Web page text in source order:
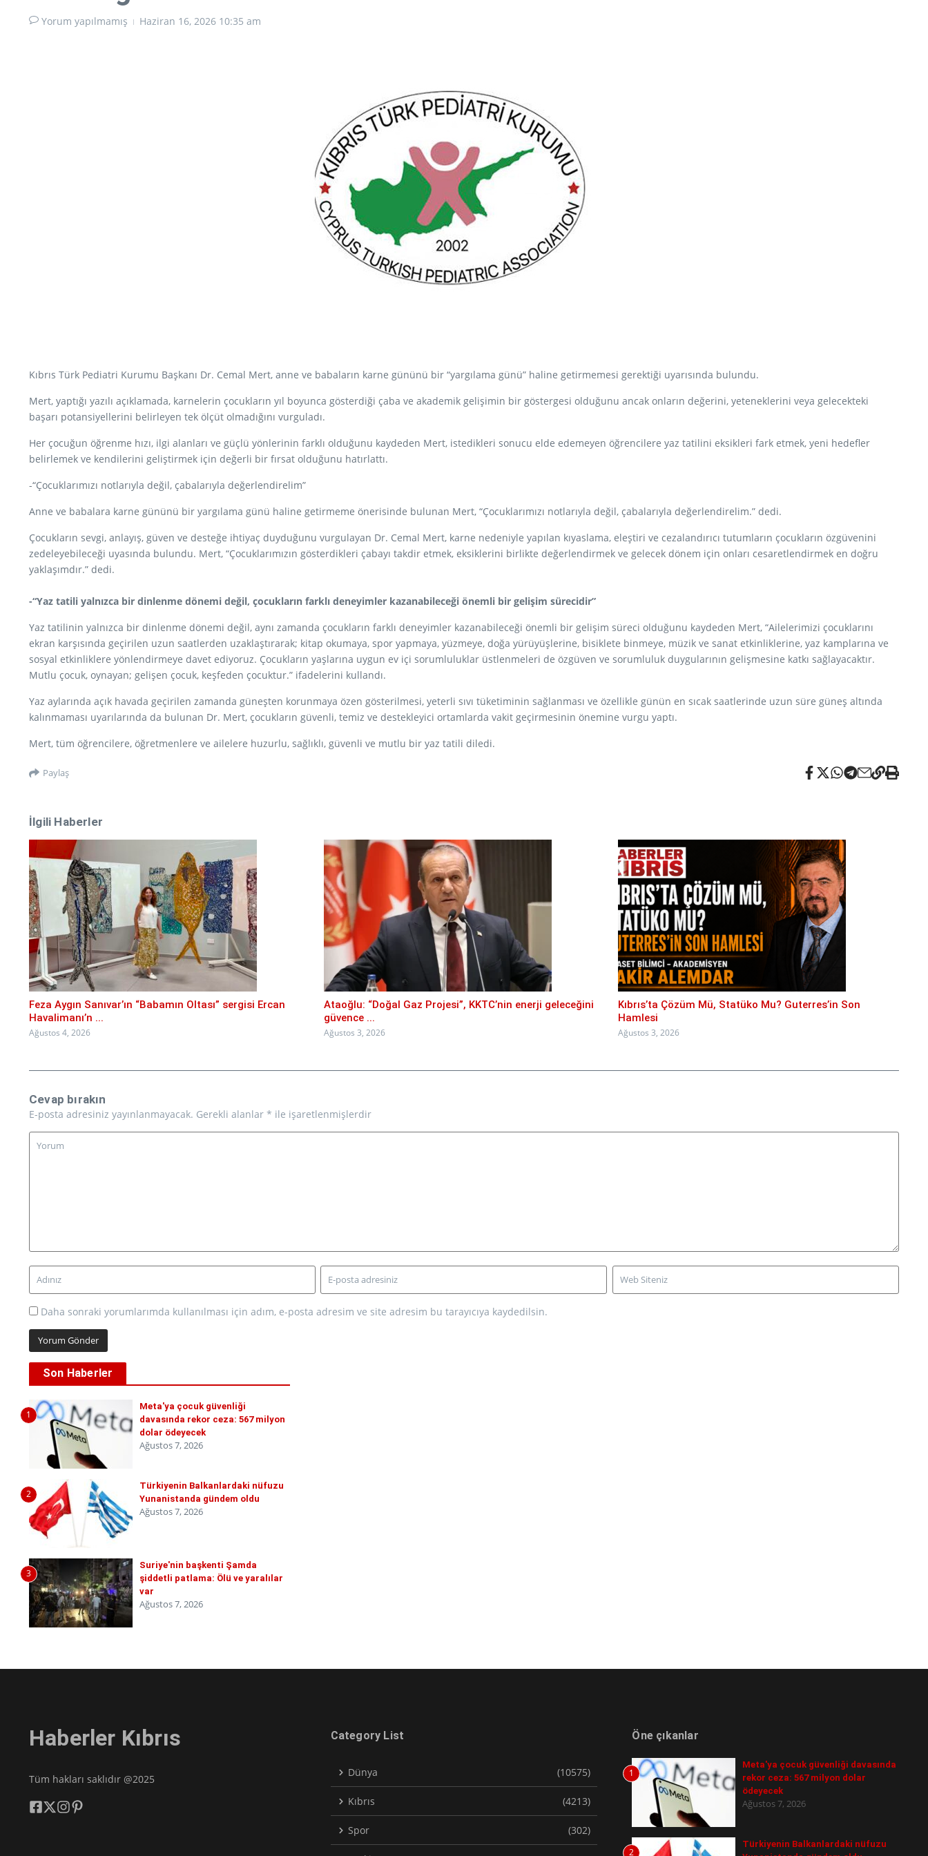
Yorum yapılmamış Haziran 16, 2026 10:35 am
Kıbrıs Türk Pediatri Kurumu Başkanı Dr. Cemal Mert, anne ve babaların karne gününü bir “yargılama günü” haline getirmemesi gerektiği uyarısında bulundu.
Mert, yaptığı yazılı açıklamada, karnelerin çocukların yıl boyunca gösterdiği çaba ve akademik gelişimin bir göstergesi olduğunu ancak onların değerini, yeteneklerini veya gelecekteki
başarı potansiyellerini belirleyen tek ölçüt olmadığını vurguladı.
Her çocuğun öğrenme hızı, ilgi alanları ve güçlü yönlerinin farklı olduğunu kaydeden Mert, istedikleri sonucu elde edemeyen öğrencilere yaz tatilini eksikleri fark etmek, yeni hedefler
belirlemek ve kendilerini geliştirmek için değerli bir fırsat olduğunu hatırlattı.
-“Çocuklarımızı notlarıyla değil, çabalarıyla değerlendirelim”
Anne ve babalara karne gününü bir yargılama günü haline getirmeme önerisinde bulunan Mert, “Çocuklarımızı notlarıyla değil, çabalarıyla değerlendirelim.” dedi.
Çocukların sevgi, anlayış, güven ve desteğe ihtiyaç duyduğunu vurgulayan Dr. Cemal Mert, karne nedeniyle yapılan kıyaslama, eleştiri ve cezalandırıcı tutumların çocukların özgüvenini
zedeleyebileceği uyasında bulundu. Mert, “Çocuklarımızın gösterdikleri çabayı takdir etmek, eksiklerini birlikte değerlendirmek ve gelecek dönem için onları cesaretlendirmek en doğru
yaklaşımdır.” dedi.
-“Yaz tatili yalnızca bir dinlenme dönemi değil, çocukların farklı deneyimler kazanabileceği önemli bir gelişim sürecidir”
Yaz tatilinin yalnızca bir dinlenme dönemi değil, aynı zamanda çocukların farklı deneyimler kazanabileceği önemli bir gelişim süreci olduğunu kaydeden Mert, “Ailelerimizi çocuklarını
ekran karşısında geçirilen uzun saatlerden uzaklaştırarak; kitap okumaya, spor yapmaya, yüzmeye, doğa yürüyüşlerine, bisiklete binmeye, müzik ve sanat etkinliklerine, yaz kamplarına ve
sosyal etkinliklere yönlendirmeye davet ediyoruz. Çocukların yaşlarına uygun ev içi sorumluluklar üstlenmeleri de özgüven ve sorumluluk duygularının gelişmesine katkı sağlayacaktır.
Mutlu çocuk, oynayan; gelişen çocuk, keşfeden çocuktur.” ifadelerini kullandı.
Yaz aylarında açık havada geçirilen zamanda güneşten korunmaya özen gösterilmesi, yeterli sıvı tüketiminin sağlanması ve özellikle günün en sıcak saatlerinde uzun süre güneş altında
kalınmaması uyarılarında da bulunan Dr. Mert, çocukların güvenli, temiz ve destekleyici ortamlarda vakit geçirmesinin önemine vurgu yaptı.
Mert, tüm öğrencilere, öğretmenlere ve ailelere huzurlu, sağlıklı, güvenli ve mutlu bir yaz tatili diledi.
Paylaş
İlgili Haberler
Feza Aygın Sanıvar’ın “Babamın Oltası” sergisi Ercan
Havalimanı’n ...
Ağustos 4, 2026
Ataoğlu: “Doğal Gaz Projesi”, KKTC’nin enerji geleceğini
güvence ...
Ağustos 3, 2026
Kıbrıs’ta Çözüm Mü, Statüko Mu? Guterres’in Son
Hamlesi
Ağustos 3, 2026
Cevap bırakın
E-posta adresiniz yayınlanmayacak. Gerekli alanlar * ile işaretlenmişlerdir
Daha sonraki yorumlarımda kullanılması için adım, e-posta adresim ve site adresim bu tarayıcıya kaydedilsin.
Son Haberler
1
Meta'ya çocuk güvenliği
davasında rekor ceza: 567 milyon
dolar ödeyecek
Ağustos 7, 2026
2
Türkiyenin Balkanlardaki nüfuzu
Yunanistanda gündem oldu
Ağustos 7, 2026
3
Suriye'nin başkenti Şamda
şiddetli patlama: Ölü ve yaralılar
var
Ağustos 7, 2026
Haberler Kıbrıs
Tüm hakları saklıdır @2025
Category List
Dünya (10575)
Kıbrıs (4213)
Spor (302)
Öne çıkanlar
1
Meta'ya çocuk güvenliği davasında
rekor ceza: 567 milyon dolar
ödeyecek
Ağustos 7, 2026
2
Türkiyenin Balkanlardaki nüfuzu